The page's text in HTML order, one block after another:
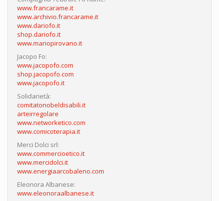
www.francarame.it
www.archivio.francarame.it
www.dariofo.it
shop.dariofo.it
www.mariopirovano.it
Jacopo Fo:
www.jacopofo.com
shop.jacopofo.com
www.jacopofo.it
Solidarietà:
comitatonobeldisabili.it
arteirregolare
www.networketico.com
www.comicoterapia.it
Merci Dolci srl:
www.commercioetico.it
www.mercidolci.it
www.energiaarcobaleno.com
Eleonora Albanese:
www.eleonoraalbanese.it